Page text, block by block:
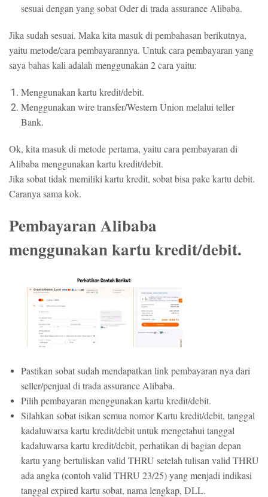
sesuai dengan yang sobat Oder di trada assurance Alibaba.
Jika sudah sesuai. Maka kita masuk di pembahasan berikutnya,
yaitu metode/cara pembayarannya. Untuk cara pembayaran yang
saya bahas kali adalah menggunakan 2 cara yaitu:
Menggunakan kartu kredit/debit.
Menggunakan wire transfer/Western Union melalui teller
Bank.
Ok, kita masuk di metode pertama, yaitu cara pembayaran di
Alibaba menggunakan kartu kredit/debit.
Jika sobat tidak memiliki kartu kredit, sobat bisa pake kartu debit.
Caranya sama kok.
Pembayaran Alibaba
menggunakan kartu kredit/debit.
Pastikan sobat sudah mendapatkan link pembayaran nya dari
seller/penjual di trada assurance Alibaba.
Pilih pembayaran menggunakan kartu kredit/debit.
Silahkan sobat isikan semua nomor Kartu kredit/debit, tanggal
kadaluwarsa kartu kredit/debit untuk mengetahui tanggal
kadaluwarsa kartu kredit/debit, perhatikan di bagian depan
kartu yang bertuliskan valid THRU setelah tulisan valid THRU
ada angka (contoh valid THRU 23/25) yang menjadi indikasi
tanggal expired kartu sobat, nama lengkap, DLL.